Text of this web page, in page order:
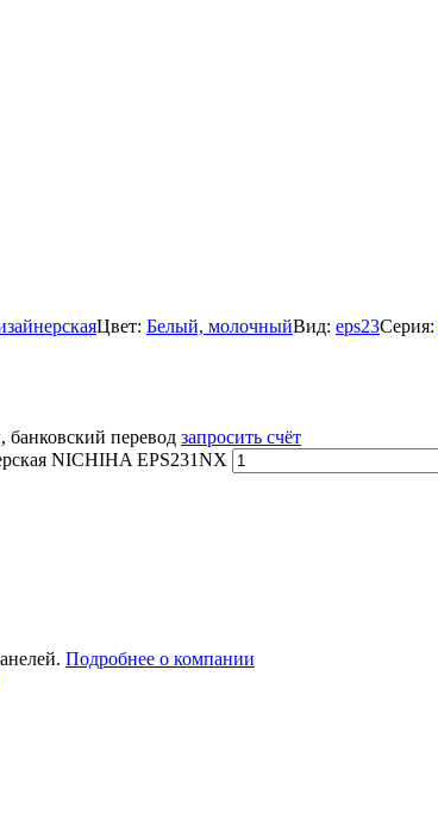
Цвет: Белый, молочныйВид: eps23Серия:
перевод запросить счёт
NICHIHA EPS231NX
Подробнее о компании